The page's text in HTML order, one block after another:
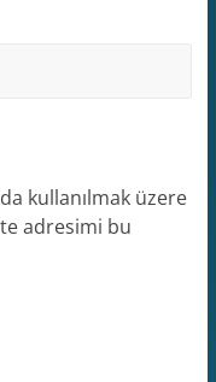
kullanılmak üzere
adresimi bu